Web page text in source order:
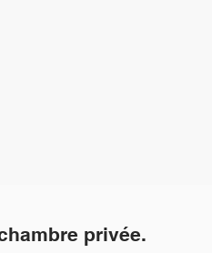
privée.